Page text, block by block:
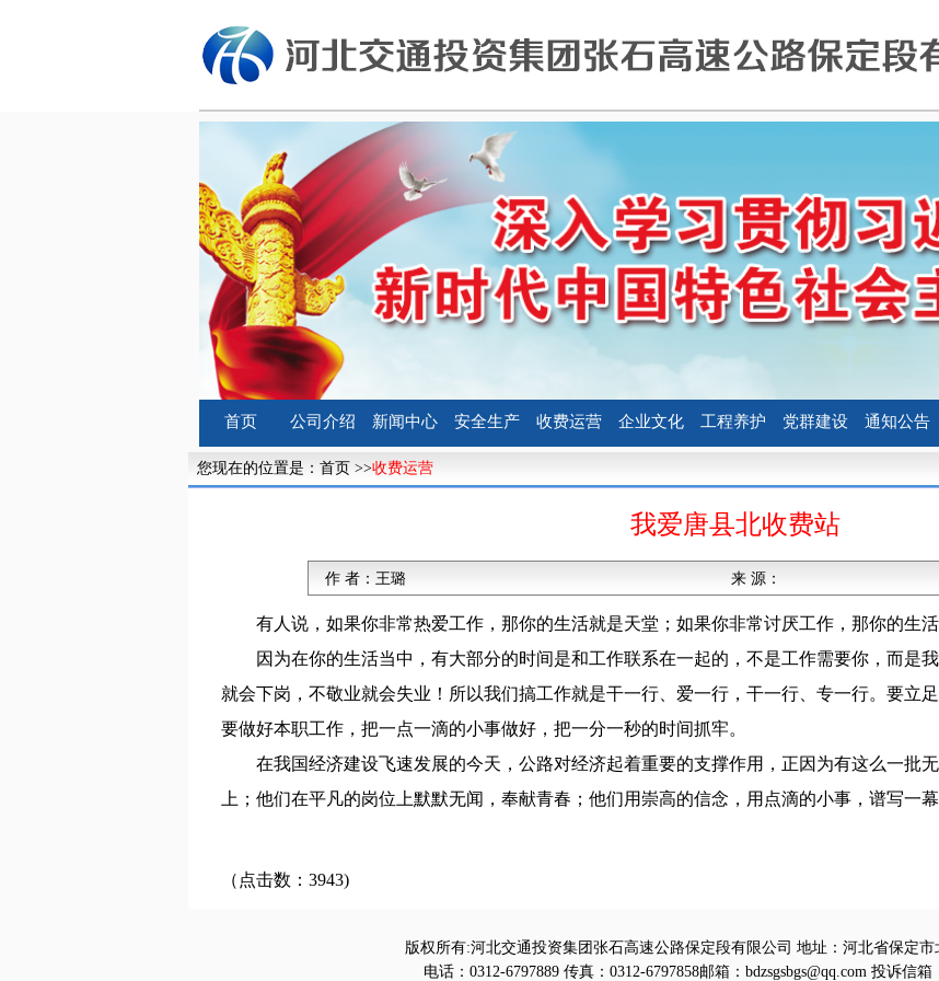
首页 公司介绍 新闻中心 安全生产 收费运营 企业文化 工程养护 党群建设 通知公告
您现在的位置是： 首页 >>收费运营
我爱唐县北收费站
作 者： 王璐 来 源：
有人说，如果你非常热爱工作，那你的生活就是天堂；如果你非常讨厌工作，那你的生活
因为在你的生活当中，有大部分的时间是和工作联系在一起的，不是工作需要你，而是
就会下岗，不敬业就会失业！所以我们搞工作就是干一行、爱一行，干一行、专一行。要立
要做好本职工作，把一点一滴的小事做好，把一分一秒的时间抓牢。
在我国经济建设飞速发展的今天，公路对经济起着重要的支撑作用，正因为有这么一批
上；他们在平凡的岗位上默默无闻，奉献青春；他们用崇高的信念，用点滴的小事，谱写一
（点击数：3943)
版权所有:河北交通投资集团张石高速公路保定段有限公司 地址：河北省保定市
电话：0312-6797889 传真：0312-6797858邮箱：bdzsgsbgs@qq.com 投诉信箱